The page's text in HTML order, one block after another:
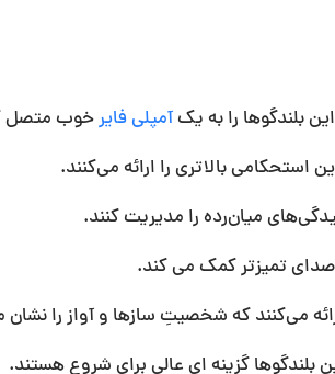
بلندگوها را به یکآمپلی فایرخوب متصل
استحکامی بالاتری را ارائه می‌کنند.
میان‌رده را مدیریت کنند.
تمیزتر کمک می کند.
می‌کنند که شخصیتِ سازها و آواز را
بلندگوها گزینه ای عالی برای شروع هستند.